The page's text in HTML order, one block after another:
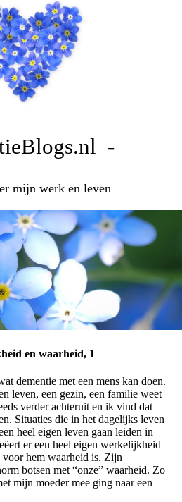
-
mijn werk en leven
en waarheid, 1
dementie met een mens kan doen.
leven, een gezin, een familie weet
verder achteruit en ik vind dat
Situaties die in het dagelijks leven
heel eigen leven gaan leiden in
er een heel eigen werkelijkheid
hem waarheid is. Zijn
botsen met “onze” waarheid. Zo
mijn moeder mee ging naar een